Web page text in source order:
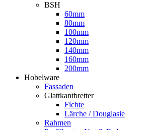
BSH
60mm
80mm
100mm
120mm
140mm
160mm
200mm
Hobelware
Fassaden
Glattkantbretter
Fichte
Lärche / Douglasie
Rahmen